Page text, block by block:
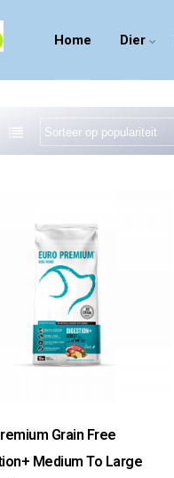
Home Dier
Grain Free
Medium To Large